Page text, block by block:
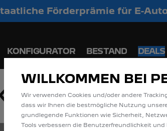
Förderprämie für E-
PEUGEOT 208 und 2008
KONFIGURATOR BESTAND DEALS
SIE ALLE
WILLKOMMEN BEI
Wir verwenden Cookies und/oder andere
dass wir Ihnen die bestmögliche Nutzung
grundlegende Funktionen wie Sicherheit,
Tools verbessern die Benutzerfreundlichkeit